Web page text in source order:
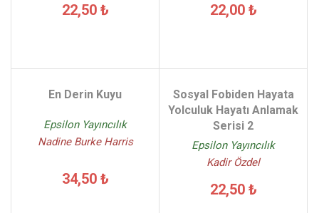
22,50 ₺ 22,00 ₺
En Derin Kuyu
Epsilon Yayıncılık
Nadine Burke Harris
34,50 ₺
Sosyal Fobiden Hayata
Yolculuk Hayatı Anlamak
Serisi 2
Epsilon Yayıncılık
Kadir Özdel
22,50 ₺